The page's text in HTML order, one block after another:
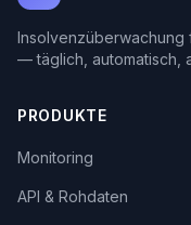
Insolvenzüberwachung
— täglich, automatisch,
PRODUKTE
Monitoring
API & Rohdaten